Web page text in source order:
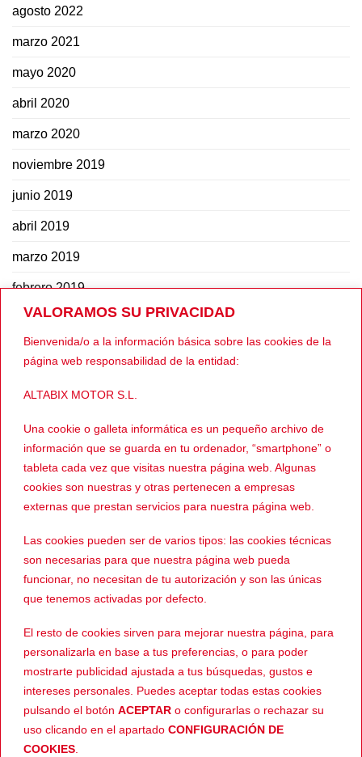
VALORAMOS SU PRIVACIDAD
Bienvenida/o a la información básica sobre las cookies de la
página web responsabilidad de la entidad:
ALTABIX MOTOR S.L.
Una cookie o galleta informática es un pequeño archivo de
información que se guarda en tu ordenador, “smartphone” o
tableta cada vez que visitas nuestra página web. Algunas
cookies son nuestras y otras pertenecen a empresas
externas que prestan servicios para nuestra página web.
Las cookies pueden ser de varios tipos: las cookies técnicas
son necesarias para que nuestra página web pueda
funcionar, no necesitan de tu autorización y son las únicas
que tenemos activadas por defecto.
El resto de cookies sirven para mejorar nuestra página, para
personalizarla en base a tus preferencias, o para poder
mostrarte publicidad ajustada a tus búsquedas, gustos e
intereses personales. Puedes aceptar todas estas cookies
pulsando el botón ACEPTAR o configurarlas o rechazar su
uso clicando en el apartado CONFIGURACIÓN DE
COOKIES.
agosto 2022
marzo 2021
mayo 2020
abril 2020
marzo 2020
noviembre 2019
junio 2019
abril 2019
marzo 2019
febrero 2019
octubre 2018
agosto 2018
marzo 2018
CATEGORÍAS
Evento
Noticias
Sin categoría
META
Acceder
Feed de entradas
Feed de comentarios